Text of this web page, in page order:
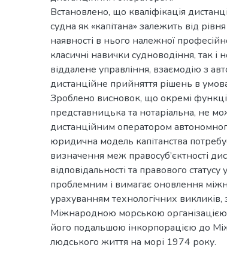
Встановлено, що кваліфікація
судна як «капітана» залежить від
наявності в нього належної
класичні навички судноводіння, так і
віддалене управління, взаємодію з
дистанційне прийняття рішень в
Зроблено висновок, що окремі
представницька та нотаріальна, не
дистанційним оператором
юридична модель капітанства
визначення меж правосуб’єктності
відповідальності та правового статусу
проблемним і вимагає оновлення
урахуванням технологічних
Міжнародною морською
його подальшою інкорпорацією до